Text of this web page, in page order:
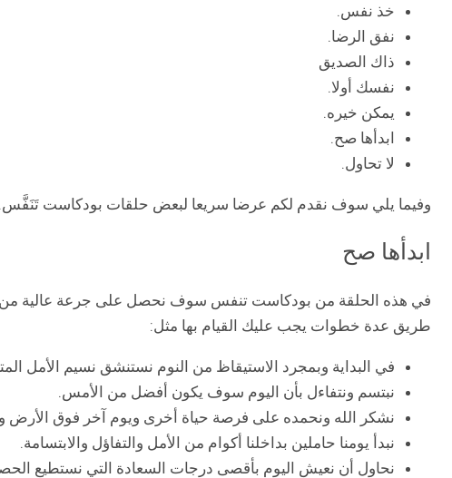
خذ نفس.
نفق الرضا.
ذاك الصديق
نفسك أولا.
يمكن خيره.
ابدأها صح.
لا تحاول.
وفيما يلي سوف نقدم لكم عرضا سريعا لبعض حلقات بودكاست تَنَفَّس.
ابدأها صح
في هذه الحلقة من بودكاست تنفس سوف نحصل على جرعة عالية من
طريق عدة خطوات يجب عليك القيام بها مثل:
في البداية وبمجرد الاستيقاظ من النوم نستنشق نسيم الأمل
نبتسم ونتفاءل بأن اليوم سوف يكون أفضل من الأمس.
نشكر الله ونحمده على فرصة حياة أخرى ويوم آخر فوق الأرض
نبدأ يومنا حاملين بداخلنا أكوام من الأمل والتفاؤل والابتسامة.
نحاول أن نعيش اليوم بأقصى درجات السعادة التي نستطيع